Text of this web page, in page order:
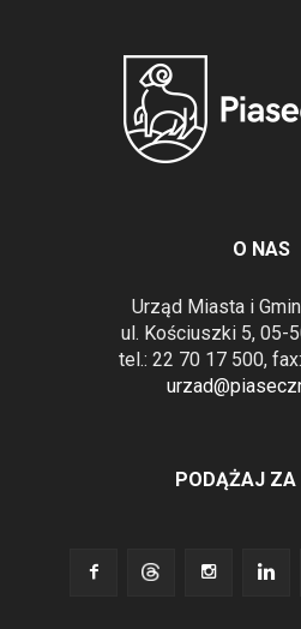
O NAS
Urząd Miasta i
ul. Kościuszki 5, 05-
tel.: 22 70 17 500,
PODĄŻAJ ZA